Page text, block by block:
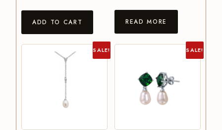
ADD TO CART READ MORE
SALE! SALE!